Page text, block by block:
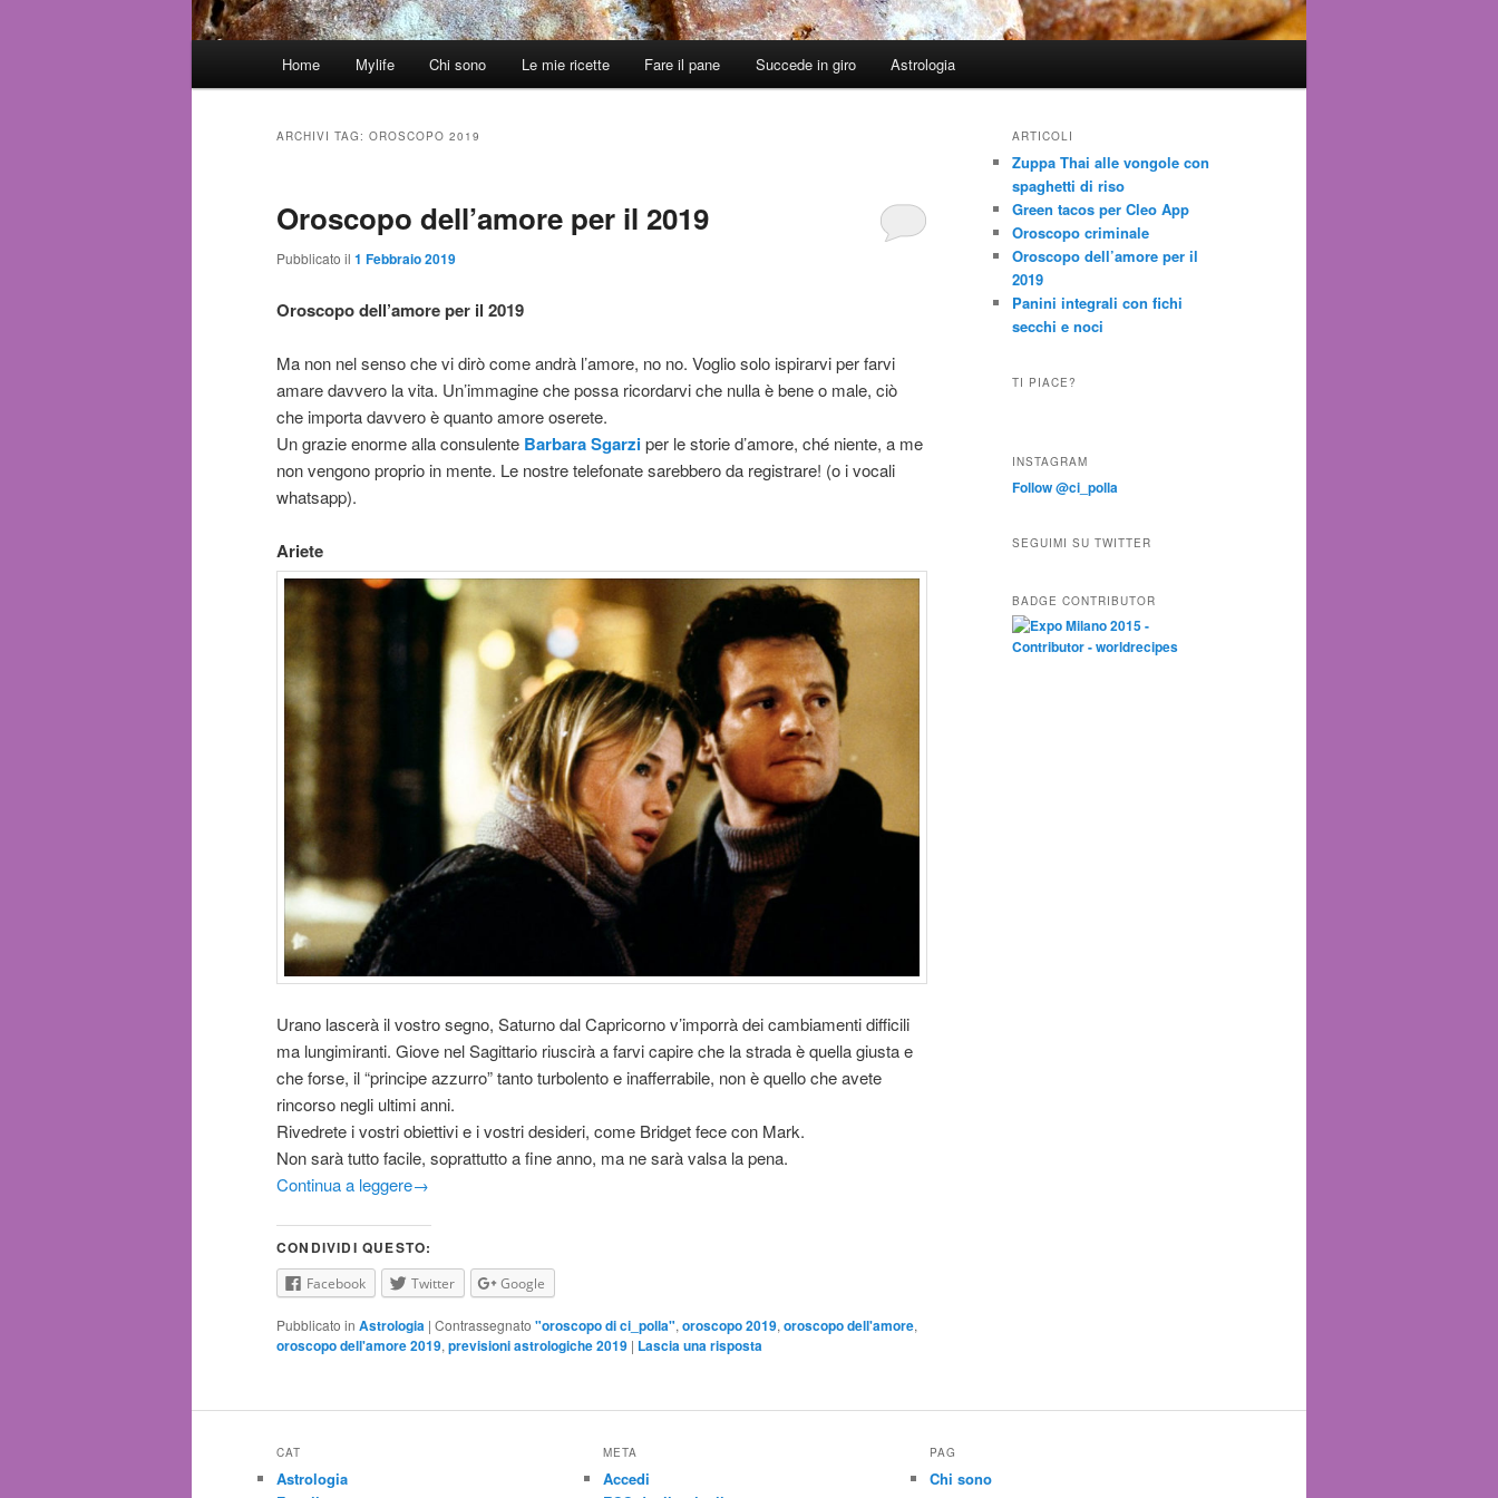
Vai
principale
Vai
secondario
Home Mylife Chi sono Le mie ricette Fare il pane Succede in giro Astrologia
ARCHIVI TAG: OROSCOPO 2019
Oroscopo dell’amore per il 2019
Pubblicato il 1 Febbraio 2019
Oroscopo dell’amore per il 2019
Ma non nel senso che vi dirò come andrà l’amore, no no. Voglio solo ispirarvi per farvi
amare davvero la vita. Un’immagine che possa ricordarvi che nulla è bene o male, ciò
che importa davvero è quanto amore oserete.
Un grazie enorme alla consulente Barbara Sgarziper le storie d’amore, ché niente, a me
non vengono proprio in mente. Le nostre telefonatesarebbero da registrare! (o i vocali
whatsapp).
Ariete
Urano lascerà il vostro segno, Saturno dal Capricorno v’imporrà dei cambiamenti difficili
ma lungimiranti. Giove nel Sagittario riuscirà a farvi capire che la strada è quella giusta e
che forse, il “principe azzurro” tanto turbolento e inafferrabile, non è quello che avete
rincorso negli ultimi anni.
Rivedrete i vostri obiettivi e i vostri desideri, come Bridget fece con Mark.
Non sarà tutto facile, soprattutto a fine anno, ma ne sarà valsa la pena.
Continua a leggere→
CONDIVIDI QUESTO:
Facebook Twitter Google
Pubblicato in Astrologia | Contrassegnato "oroscopo di ci_polla", oroscopo 2019, oroscopo dell'amore,
oroscopo dell'amore 2019, previsioni astrologiche 2019 | Lascia una risposta
ARTICOLI
Zuppa Thai alle vongole con
spaghetti di riso
Green tacos per Cleo App
Oroscopo criminale
Oroscopo dell’amore per il
2019
Panini integrali con fichi
secchi e noci
TI PIACE?
INSTAGRAM
Follow @ci_polla
SEGUIMI SU TWITTER
BADGE CONTRIBUTOR
CAT
Astrologia
META
Accedi
PAG
Chi sono